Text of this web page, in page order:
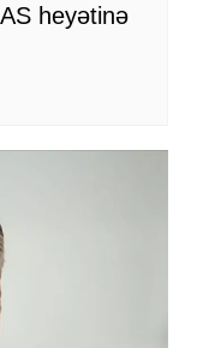
heyətinə